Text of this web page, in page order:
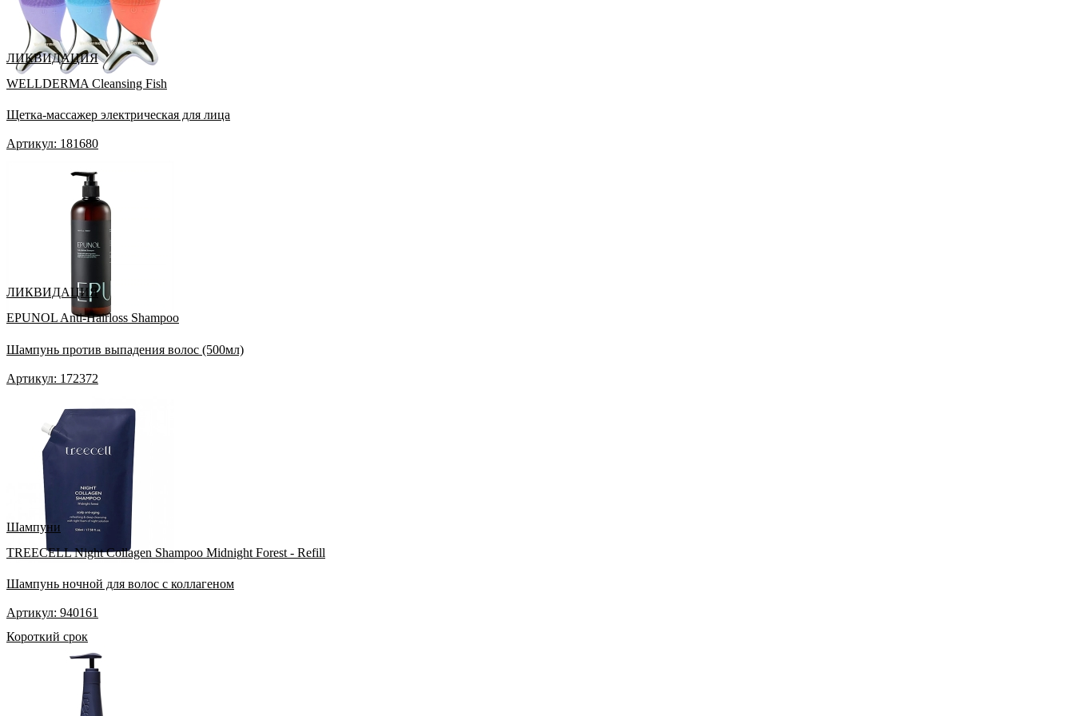
ЛИКВИДАЦИЯ
WELLDERMA Cleansing Fish
Щетка-массажер электрическая для лица
Артикул: 181680
ЛИКВИДАЦИЯ
EPUNOL Anti-Hairloss Shampoo
Шампунь против выпадения волос (500мл)
Артикул: 172372
Шампуни
TREECELL Night Collagen Shampoo Midnight Forest - Refill
Шампунь ночной для волос с коллагеном
Артикул: 940161
Короткий срок